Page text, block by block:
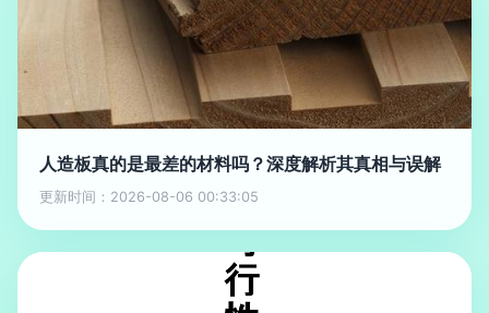
人造板真的是最差的材料吗？深度解析其真相与误解
更新时间：2026-08-06 00:33:05